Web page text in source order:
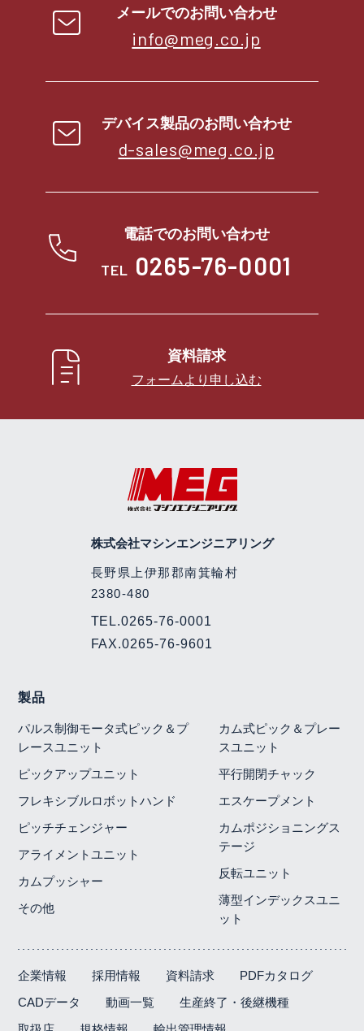
メールでのお問い合わせ
info@meg.co.jp
デバイス製品のお問い合わせ
d-sales@meg.co.jp
電話でのお問い合わせ
TEL 0265-76-0001
資料請求
フォームより申し込む
株式会社マシンエンジニアリング
長野県上伊那郡南箕輪村
2380-480
TEL.0265-76-0001
FAX.0265-76-9601
製品
パルス制御モータ式ピック＆プ
レースユニット
ピックアップユニット
フレキシブルロボットハンド
ピッチチェンジャー
アライメントユニット
カムプッシャー
その他
カム式ピック＆プレー
スユニット
平行開閉チャック
エスケープメント
カムポジショニングス
テージ
反転ユニット
薄型インデックスユニ
ット
企業情報 採用情報 資料請求
PDFカタログ
CADデータ
動画一覧
生産終了・後継機種